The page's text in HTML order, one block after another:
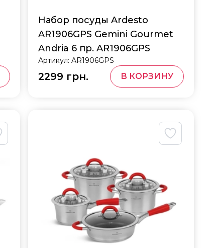
Набор посуды Ardesto
AR1906GPS Gemini Gourmet
Andria 6 пр. AR1906GPS
Артикул:AR1906GPS
2299 грн. В КОРЗИНУ